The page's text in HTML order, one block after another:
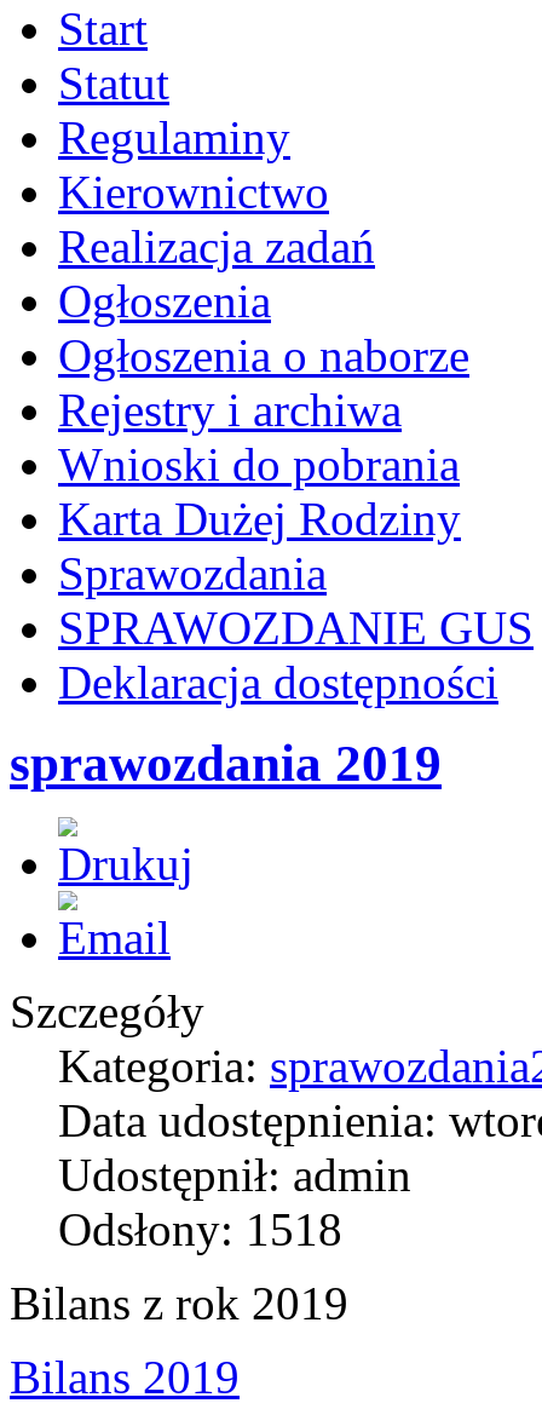
Start
Statut
Regulaminy
Kierownictwo
Realizacja zadań
Ogłoszenia
Ogłoszenia o naborze
Rejestry i archiwa
Wnioski do pobrania
Karta Dużej Rodziny
Sprawozdania
SPRAWOZDANIE GUS
Deklaracja dostępności
sprawozdania 2019
Szczegóły
Kategoria:
Data udostępnienia:
Udostępnił: admin
Odsłony: 1518
Bilans z rok 2019
Bilans 2019